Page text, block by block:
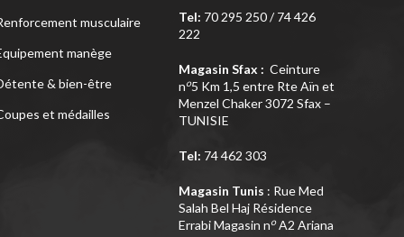
musculaire
manège
& bien-être
et médailles
Tel: 70 295 250 / 74 426
222
Magasin Sfax : Ceinture
no5 Km 1,5 entre Rte Aïn et
Menzel Chaker 3072 Sfax –
TUNISIE
Tel: 74 462 303
Magasin Tunis : Rue Med
Salah Bel Haj Résidence
Errabi Magasin noA2 Ariana